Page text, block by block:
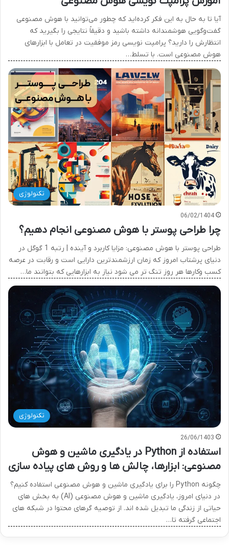
آیا تا به حال به این فکر کرده‌اید که چطور می‌توانید با هوش مصنوعی
گفت‌وگویی هوشمندانه داشته باشید و دقیقاً نتایجی را بگیرید که
انتظارش را دارید؟ پرامپت نویسی رمز موفقیت در تعامل با ابزارهای
هوش مصنوعی است. با تسلط…
تکنولوژی
06/02/1404
چرا طراحی پوستر با هوش مصنوعی انجام دهیم؟
طراحی پوستر با هوش مصنوعی: مزایا کاربرد و آینده | رتبه 1 گوگل در
دنیای پرشتاب امروز که زمان ارزشمندترین دارایی است و رقابت در عرصه
کسب وکارها هر روز تنگ تر می شود نیاز به ابزارهایی که بتوانند ما…
تکنولوژی
26/06/1403
استفاده از Python در یادگیری ماشین و هوش
مصنوعی: ابزارها، چالش ها و روش های پیاده سازی
چگونه Python را برای یادگیری ماشین و هوش مصنوعی استفاده کنیم؟
در دنیای امروز، یادگیری ماشین و هوش مصنوعی (AI) به بخش های
حیاتی از زندگی ما تبدیل شده اند. از توصیه گرهای محتوا در شبکه های
اجتماعی گرفته تا…